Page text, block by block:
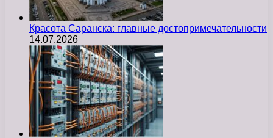
Красота Саранска: главные достопримечательности
14.07.2026